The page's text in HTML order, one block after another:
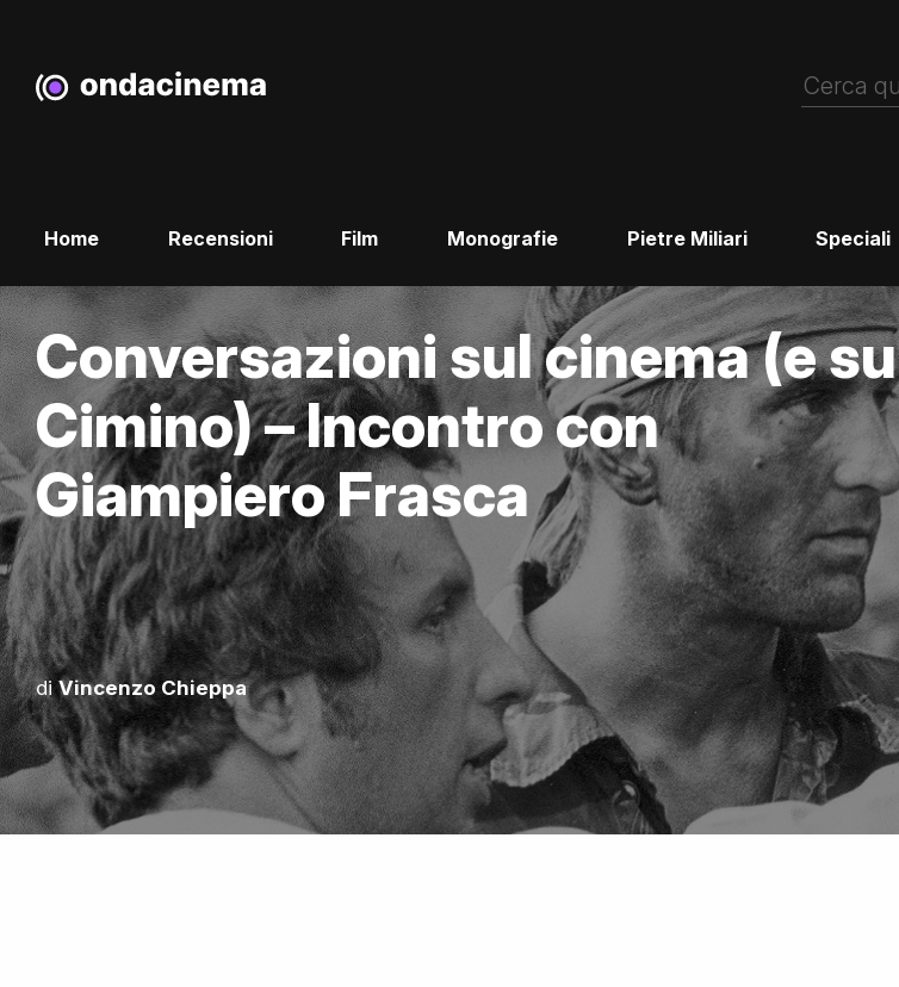
Home Recensioni Film Monografie Pietre Miliari Speciali
Conversazioni sul cinema (e su
Cimino) – Incontro con
Giampiero Frasca
diVincenzo Chieppa